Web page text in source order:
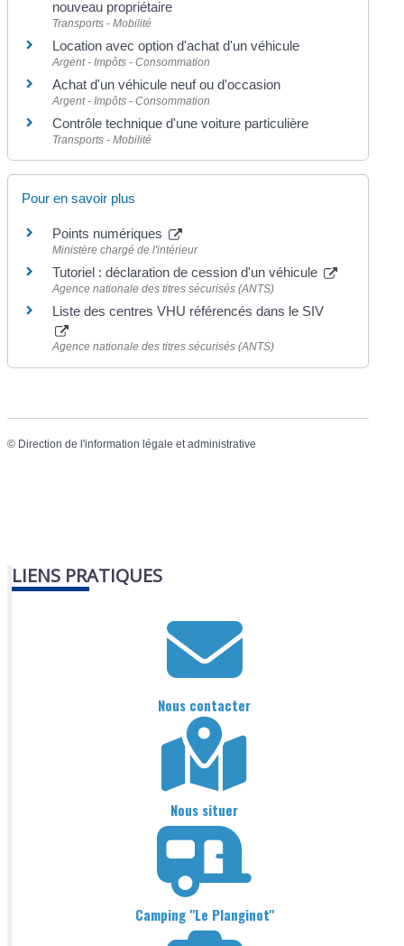
nouveau propriétaire
Transports - Mobilité
Location avec option d'achat d'un véhicule
Argent - Impôts - Consommation
Achat d'un véhicule neuf ou d'occasion
Argent - Impôts - Consommation
Contrôle technique d'une voiture particulière
Transports - Mobilité
Pour en savoir plus
Points numériques
Ministère chargé de l'intérieur
Tutoriel : déclaration de cession d'un véhicule
Agence nationale des titres sécurisés (ANTS)
Liste des centres VHU référencés dans le SIV
Agence nationale des titres sécurisés (ANTS)
© Direction de l'information légale et administrative
LIENS PRATIQUES
Nous contacter
Nous situer
Camping "Le Planginot"